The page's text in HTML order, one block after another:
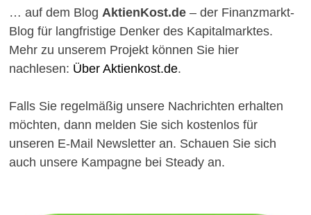
… auf dem Blog AktienKost.de– der Finanzmarkt-
Blog für langfristige Denker des Kapitalmarktes.
Mehr zu unserem Projekt können Sie hier
nachlesen: Über Aktienkost.de.
Falls Sie regelmäßig unsere Nachrichten erhalten
möchten, dann melden Sie sich kostenlos für
unseren E-Mail Newsletter an. Schauen Sie sich
auch unsere Kampagne bei Steady an.